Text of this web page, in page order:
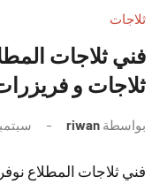
ثلاجات
ثلاجات و
بواسطة riwan سبتمبر 28,
فني ثلاجات المطلاع